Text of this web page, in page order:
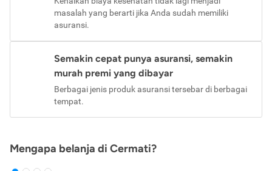
masalah yang berarti jika Anda sudah memiliki
asuransi.
Semakin cepat punya asuransi, semakin
murah premi yang dibayar
Berbagai jenis produk asuransi tersebar di berbagai
tempat.
Mengapa belanja di Cermati?